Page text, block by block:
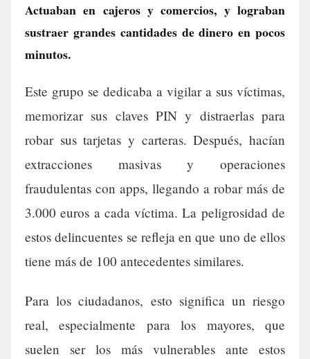
Actuaban en cajeros y comercios, y lograban
sustraer grandes cantidades de dinero en pocos
minutos.
Este grupo se dedicaba a vigilar a sus víctimas,
memorizar sus claves PIN y distraerlas para
robar sus tarjetas y carteras. Después, hacían
extracciones masivas y operaciones
fraudulentas con apps, llegando a robar más de
3.000 euros a cada víctima. La peligrosidad de
estos delincuentes se refleja en que uno de ellos
tiene más de 100 antecedentes similares.
Para los ciudadanos, esto significa un riesgo
real, especialmente para los mayores, que
suelen ser los más vulnerables ante estos